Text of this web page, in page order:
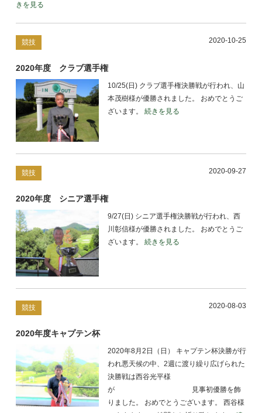
きを見る
競技 2020-10-25
2020年度 クラブ選手権
10/25(日) クラブ選手権決勝戦が行われ、山
本茂樹様が優勝されました。 おめでとうご
ざいます。 続きを見る
競技 2020-09-27
2020年度 シニア選手権
9/27(日) シニア選手権決勝戦が行われ、西
川彰信様が優勝されました。 おめでとうご
ざいます。 続きを見る
競技 2020-08-03
2020年度キャプテン杯
2020年8月2日（日） キャプテン杯決勝が行
われ悪天候の中、2週に渡り繰り広げられた
決勝戦は西谷光平様
が 見事初優勝を飾
りました。 おめでとうございます。 西谷様